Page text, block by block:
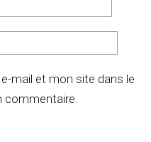
mail et mon site dans le
commentaire.